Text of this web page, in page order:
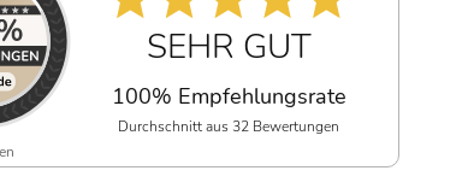
SEHR GUT
100% Empfehlungsrate
Durchschnitt aus 32 Bewertungen